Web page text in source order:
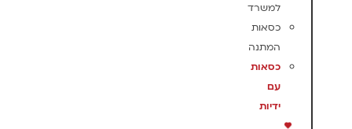
למשרד
כסאות
המתנה
כסאות
עם
ידיות